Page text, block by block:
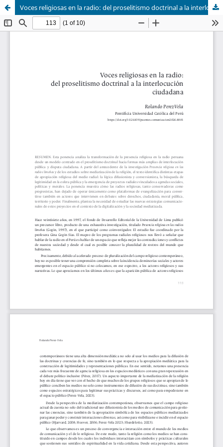
Voces religiosas en la radio: del proselitismo doctrinal a la interlocución ciudadana